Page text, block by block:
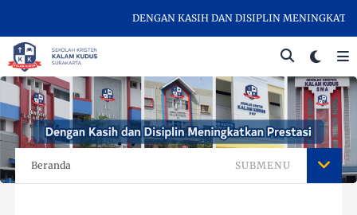
DENGAN KASIH DAN DISIPLIN MENINGKATKAN
Beranda SUBMENU